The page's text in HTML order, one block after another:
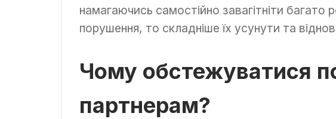
намагаючись самостійно завагітніти багато
порушення, то складніше їх усунути та
Чому обстежуватися
партнерам?